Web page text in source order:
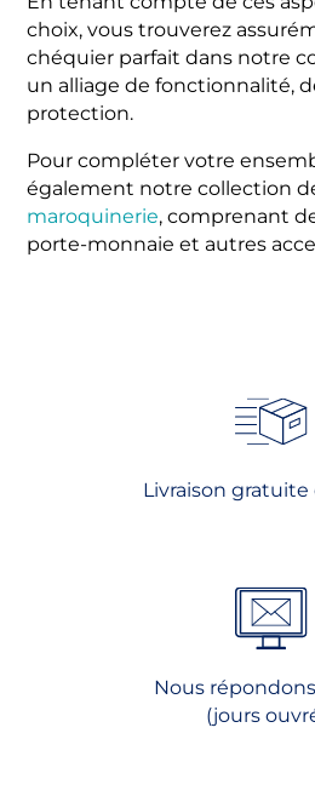
choix, vous trouverez
chéquier parfait dans notre
un alliage de fonctionnalité,
protection.
Pour compléter votre
également notre collection
maroquinerie, comprenant
porte-monnaie et autres
Livraison
Nous
(jours